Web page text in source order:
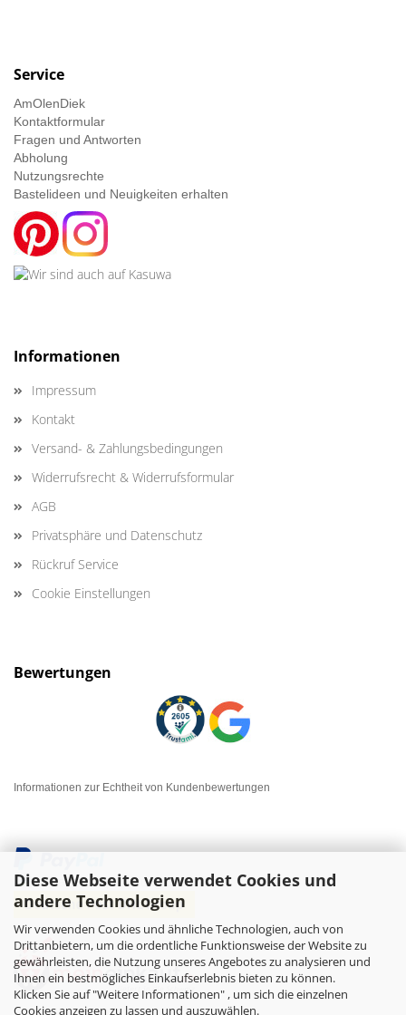
Diese Webseite verwendet Cookies und
andere Technologien
Wir verwenden Cookies und ähnliche Technologien, auch von
Drittanbietern, um die ordentliche Funktionsweise der Website zu
gewährleisten, die Nutzung unseres Angebotes zu analysieren und
Ihnen ein bestmögliches Einkaufserlebnis bieten zu können.
Klicken Sie auf "Weitere Informationen" , um sich die einzelnen
Cookies anzeigen zu lassen und auszuwählen.
Service
AmOlenDiek
Kontaktformular
Fragen und Antworten
Abholung
Nutzungsrechte
Bastelideen und Neuigkeiten erhalten
Informationen
Impressum
Kontakt
Versand- & Zahlungsbedingungen
Widerrufsrecht & Widerrufsformular
AGB
Privatsphäre und Datenschutz
Rückruf Service
Cookie Einstellungen
Bewertungen
Informationen zur Echtheit von Kundenbewertungen